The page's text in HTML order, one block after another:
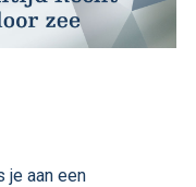
je aan een